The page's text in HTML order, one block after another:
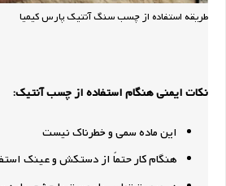
طریقه استفاده از چسب سنگ آنتیک پارس کیمیا
نکات ایمنی هنگام استفاده از چسب آنتیک:
این ماده سمی و خطرناک نیست
هنگام کار حتماً از دستکش و عینک